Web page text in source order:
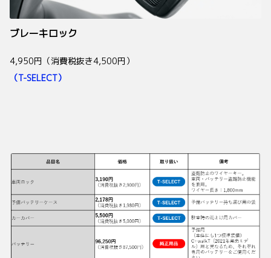
ブレーキロック
4,950円（消費税抜き4,500円）
（T-SELECT）